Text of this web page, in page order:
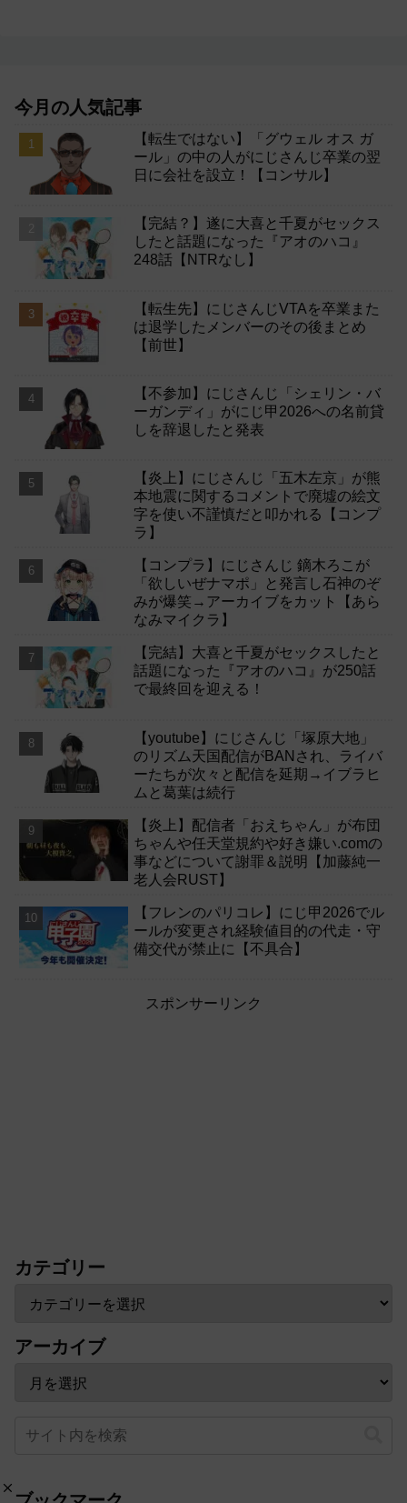
今月の人気記事
【転生ではない】「グウェル オス ガ
ール」の中の人がにじさんじ卒業の翌
日に会社を設立！【コンサル】
【完結？】遂に大喜と千夏がセックス
したと話題になった『アオのハコ』
248話【NTRなし】
【転生先】にじさんじVTAを卒業また
は退学したメンバーのその後まとめ
【前世】
【不参加】にじさんじ「シェリン・バ
ーガンディ」がにじ甲2026への名前貸
しを辞退したと発表
【炎上】にじさんじ「五木左京」が熊
本地震に関するコメントで廃墟の絵文
字を使い不謹慎だと叩かれる【コンプ
ラ】
【コンプラ】にじさんじ 鏑木ろこが
「欲しいぜナマポ」と発言し石神のぞ
みが爆笑→アーカイブをカット【あら
なみマイクラ】
【完結】大喜と千夏がセックスしたと
話題になった『アオのハコ』が250話
で最終回を迎える！
【youtube】にじさんじ「塚原大地」
のリズム天国配信がBANされ、ライバ
ーたちが次々と配信を延期→イブラヒ
ムと葛葉は続行
【炎上】配信者「おえちゃん」が布団
ちゃんや任天堂規約や好き嫌い.comの
事などについて謝罪＆説明【加藤純一
老人会RUST】
【フレンのパリコレ】にじ甲2026でル
ールが変更され経験値目的の代走・守
備交代が禁止に【不具合】
スポンサーリンク
カテゴリー
アーカイブ